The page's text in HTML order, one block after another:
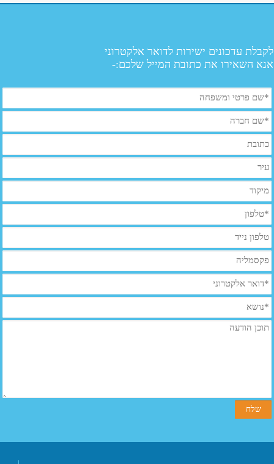
לקבלת עדכונים ישירות לדואר אלקטרוני
אנא השאירו את כתובת המייל שלכם:-